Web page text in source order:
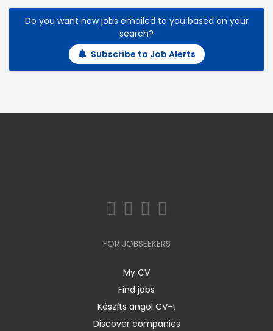
Do you want new jobs emailed to you based on your
search?
Subscribe to Job Alerts
FOR JOBSEEKERS
My CV
Find jobs
Készíts angol CV-t
Discover companies